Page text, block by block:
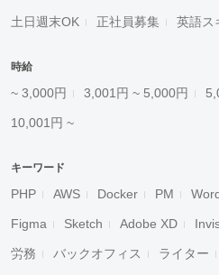
土日週末OK 正社員募集 英語ス
時給
~ 3,000円 3,001円 ~ 5,000円
10,001円 ~
キーワード
PHP AWS Docker PM
Figma Sketch Adobe XD
労務 バックオフィス ライター